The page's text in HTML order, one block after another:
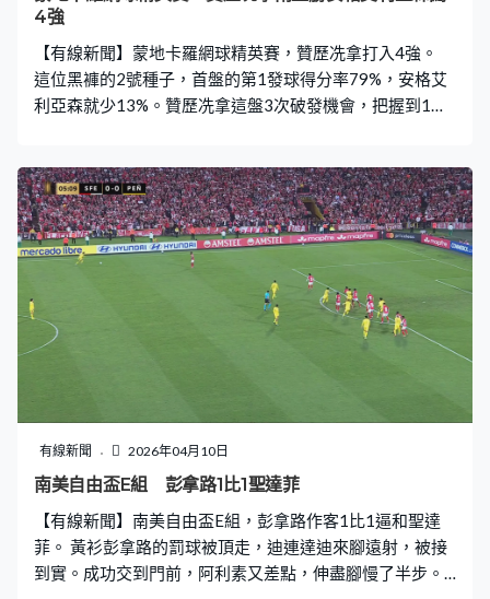
愛好者、運動新手還是一家大小，均可體驗多元運動樂
界 · 智匯香江」
4強
【有線新聞】蒙地卡羅網球精英賽，贊歷冼拿打入4強。
這位黑褲的2號種子，首盤的第1發球得分率79%，安格艾
利亞森就少13%。贊歷冼拿這盤3次破發機會，把握到1
5戰全勝，會跟施維列夫爭入決賽。
有線新聞 2026年04月10日
南美自由盃E組 彭拿路1比1聖達菲
【有線新聞】南美自由盃E組，彭拿路作客1比1逼和聖達
菲。 黃衫彭拿路的罰球被頂走，迪連達迪來腳遠射，被接
到實。成功交到門前，阿利素又差點，伸盡腳慢了半步。